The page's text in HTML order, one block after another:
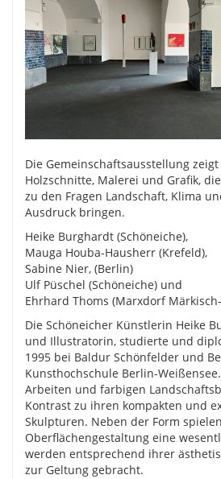
Die Gemeinschaftsausstellung
Holzschnitte, Malerei und Grafik,
zu den Fragen Landschaft, Klima
Ausdruck bringen.
Heike Burghardt (Schöneiche),
Mauga Houba-Hausherr (Krefeld),
Sabine Nier, (Berlin)
Ulf Püschel (Schöneiche) und
Ehrhard Thoms (Marxdorf
Die Schöneicher Künstlerin Heike
und Illustratorin, studierte und
1995 bei Baldur Schönfelder und
Kunsthochschule Berlin-
Arbeiten und farbigen
Kontrast zu ihren kompakten und
Skulpturen. Neben der Form
Oberflächengestaltung eine
werden entsprechend ihrer
zur Geltung gebracht.